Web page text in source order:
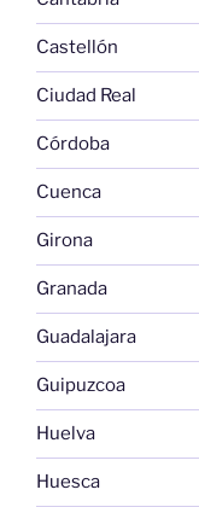
Castellón
Ciudad Real
Córdoba
Cuenca
Girona
Granada
Guadalajara
Guipuzcoa
Huelva
Huesca